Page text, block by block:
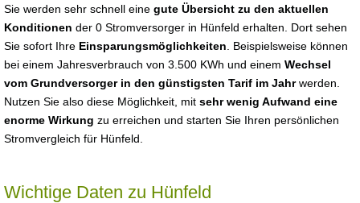
Sie werden sehr schnell eine gute Übersicht zu den aktuellen
Konditionen der 0 Stromversorger in Hünfeld erhalten. Dort sehen
Sie sofort Ihre Einsparungsmöglichkeiten . Beispielsweise können
bei einem Jahresverbrauch von 3.500 KWh und einem Wechsel
vom Grundversorger in den günstigsten Tarif im Jahrwerden.
Nutzen Sie also diese Möglichkeit, mit sehr wenig Aufwand eine
enorme Wirkung zu erreichen und starten Sie Ihren persönlichen
Stromvergleich für Hünfeld.
Wichtige Daten zu Hünfeld